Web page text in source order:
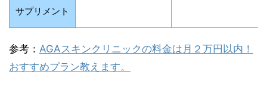
サプリメント
参考： AGAスキンクリニックの料金は月２万円以内！
おすすめプラン教えます。